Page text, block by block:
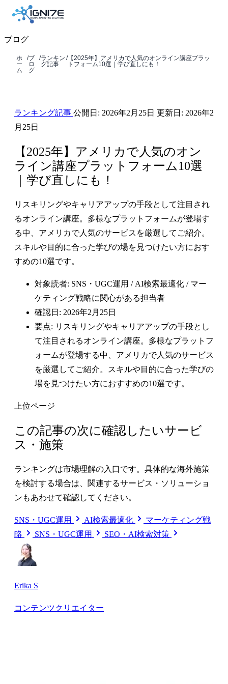
ブログ
ホ
ー
ム
/ブ
ロ
グ
/ランキン
グ記事
/【2025年】アメリカで人気のオンライン講座プラッ
トフォーム10選｜学び直しにも！
ランキング記事 公開日: 2026年2月25日 更新日: 2026年2
月25日
【2025年】アメリカで人気のオン
ライン講座プラットフォーム10選
｜学び直しにも！
リスキリングやキャリアアップの手段として注目され
るオンライン講座。多様なプラットフォームが登場す
る中、アメリカで人気のサービスを厳選してご紹介。
スキルや目的に合った学びの場を見つけたい方におす
すめの10選です。
対象読者: SNS・UGC運用 / AI検索最適化 / マー
ケティング戦略に関心がある担当者
確認日: 2026年2月25日
要点: リスキリングやキャリアアップの手段とし
て注目されるオンライン講座。多様なプラットフ
ォームが登場する中、アメリカで人気のサービス
を厳選してご紹介。スキルや目的に合った学びの
場を見つけたい方におすすめの10選です。
上位ページ
この記事の次に確認したいサービ
ス・施策
ランキングは市場理解の入口です。具体的な海外施策
を検討する場合は、関連するサービス・ソリューショ
ンもあわせて確認してください。
SNS・UGC運用 AI検索最適化
マーケティング戦
略
SNS・UGC運用 SEO・AI検索対策
Erika S
コンテンツクリエイター